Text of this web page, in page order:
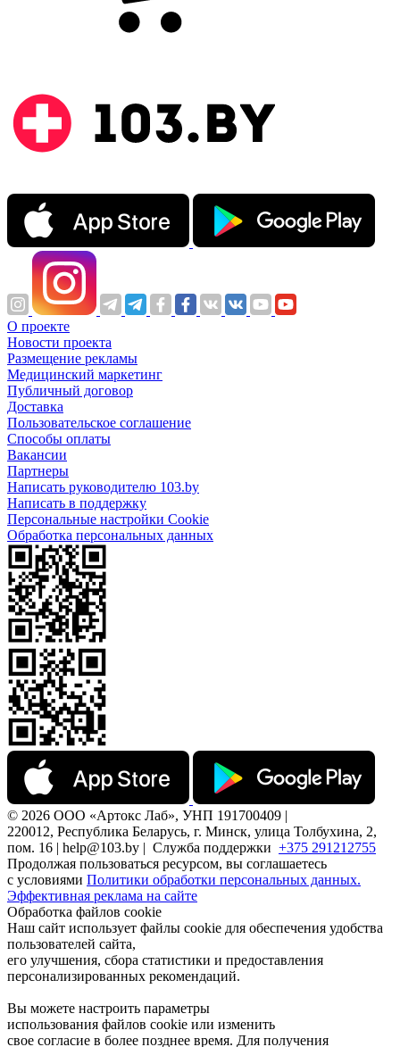
О проекте
Новости проекта
Размещение рекламы
Медицинский маркетинг
Публичный договор
Доставка
Пользовательское соглашение
Способы оплаты
Вакансии
Партнеры
Написать руководителю 103.by
Написать в поддержку
Персональные настройки Cookie
Обработка персональных данных
© 2026 ООО «Артокс Лаб», УНП 191700409 |
220012, Республика Беларусь, г. Минск, улица Толбухина, 2,
пом. 16 | help@103.by | Служба поддержки +375 291212755
Продолжая пользоваться ресурсом, вы соглашаетесь
с условиями Политики обработки персональных данных.
Эффективная реклама на сайте
Обработка файлов cookie
Наш сайт использует файлы cookie для обеспечения удобства
пользователей сайта,
его улучшения, сбора статистики и предоставления
персонализированных рекомендаций.
Вы можете настроить параметры
использования файлов cookie или изменить
свое согласие в более позднее время. Для получения